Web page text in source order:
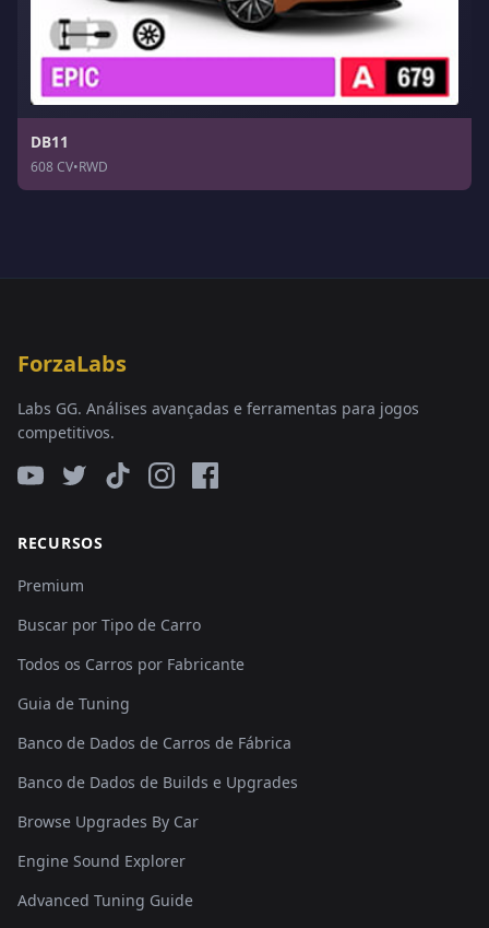
DB11
608 CV•RWD
ForzaLabs
Labs GG. Análises avançadas e ferramentas para jogos
competitivos.
RECURSOS
Premium
Buscar por Tipo de Carro
Todos os Carros por Fabricante
Guia de Tuning
Banco de Dados de Carros de Fábrica
Banco de Dados de Builds e Upgrades
Browse Upgrades By Car
Engine Sound Explorer
Advanced Tuning Guide